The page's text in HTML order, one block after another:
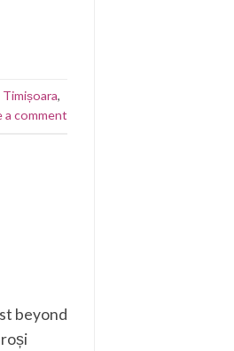
Timișoara,
a comment
beyond